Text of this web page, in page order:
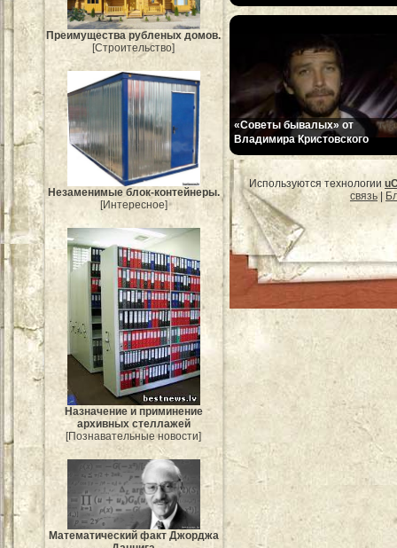
Преимущества рубленых домов.
[Строительство]
Незаменимые блок-контейнеры.
[Интересное]
Назначение и приминение
архивных стеллажей
[Познавательные новости]
Mатематический факт Джорджа
«Советы бывалых» от
Владимира Кристовского
Используются технологии
связь